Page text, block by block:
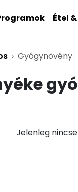
Étel
Gyógynövény
Jelenleg